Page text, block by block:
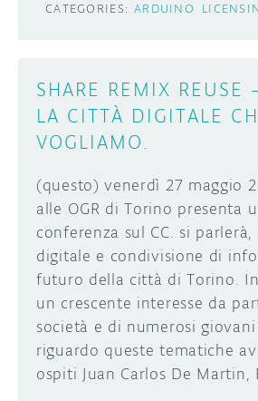
USER GROUPS
CATEGORIES: ARDUINO
SHARE REMIX REUSE
LA CITTÀ DIGITALE
VOGLIAMO.
(questo) venerdì 27 maggio
alle OGR di Torino presenta
conferenza sul CC. si
digitale e condivisione di
futuro della città di Torino.
un crescente interesse da
società e di numerosi
riguardo queste tematiche
ospiti Juan Carlos De